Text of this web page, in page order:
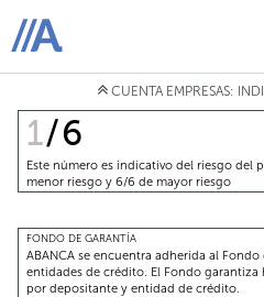
ABANCA
CUENTA EMPRESAS:
1/ 6
Este número es indicativo del riesgo del
menor riesgo y 6/6 de mayor riesgo
FONDO DE GARANTÍA
ABANCA se encuentra adherida al
entidades de crédito. El Fondo
por depositante y entidad de crédito.